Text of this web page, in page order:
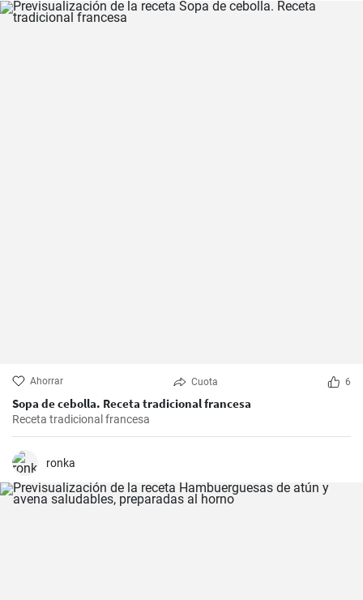
Ahorrar Cuota 6
Sopa de cebolla. Receta tradicional francesa
Receta tradicional francesa
ronka